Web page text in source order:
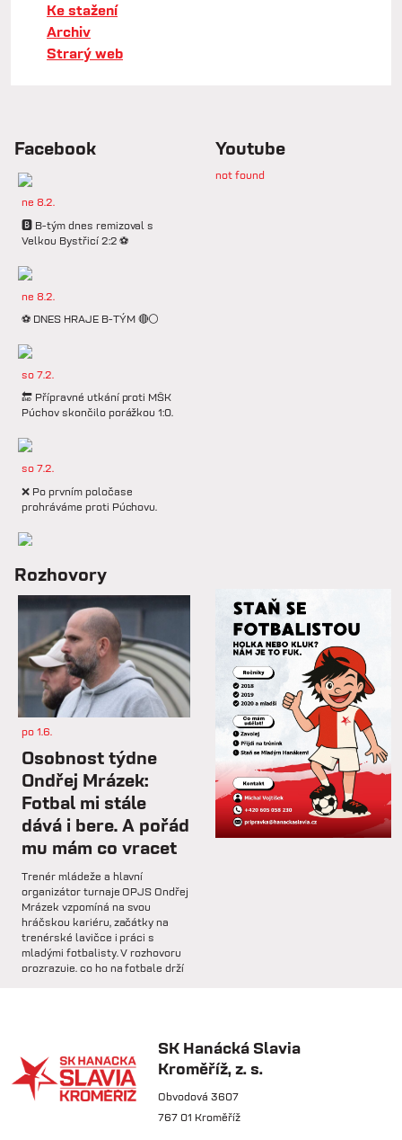
Ke stažení
Archiv
Strarý web
Facebook
ne 8.2.
🅱️ B-tým dnes remizoval s
Velkou Bystřicí 2:2 ⚽️
ne 8.2.
⚽️ DNES HRAJE B-TÝM 🔴⚪️
so 7.2.
🔚 Přípravné utkání proti MŠK
Púchov skončilo porážkou 1:0.
so 7.2.
❌ Po prvním poločase
prohráváme proti Púchovu.
📋 Proti Púchovu nastoupíme v
této základní sestavě.
so 7.2.
⚽️ DNES HRAJÍ HANÁCI 🔴⚪️V
dalším přípravném utkání...
st 4.2.
Hlavní trenér Lukáš Kříž v
rozhovoru hodnotí dosavadní
průběh zimní...
so 31.1.
🅱️ Prohra proti rezervě Gorniku
Zabrze.
so 31.1.
🅱️ DNES HRAJÍ HANÁCI 🔴⚪️Dnes
🏆 VÍTĚZOVÉ ZIMNÍ TIPSPORT
LIGY! 🏆SK Hanácká Slavia
Kroměříž...
Youtube
not found
Rozhovory
po 1.6.
Osobnost týdne
Ondřej Mrázek:
Fotbal mi stále
dává i bere. A pořád
mu mám co vracet
Trenér mládeže a hlavní
organizátor turnaje OPJS Ondřej
Mrázek vzpomíná na svou
hráčskou kariéru, začátky na
trenérské lavičce i práci s
mladými fotbalisty. V rozhovoru
prozrazuje, co ho na fotbale drží
SK Hanácká Slavia
Kroměříž, z. s.
Obvodová 3607
767 01 Kroměříž